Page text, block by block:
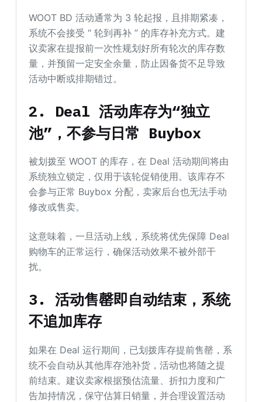
WOOT BD 活动通常为 3 轮起报，且排期紧凑，
系统不会接受 “ 轮到再补 ” 的库存补充方式。建
议卖家在提报前一次性规划好所有轮次的库存数
量，并预留一定安全余量，防止因备货不足导致
活动中断或排期错过。
2. Deal 活动库存为“独立
池”，不参与日常 Buybox
被划拨至 WOOT 的库存，在 Deal 活动期间将由
系统独立锁定，仅用于该轮促销使用。该库存不
会参与正常 Buybox 分配，卖家后台也无法手动
修改或售卖。
这意味着，一旦活动上线，系统将优先保障 Deal
购物车的正常运行，确保活动效果不被外部干
扰。
3. 活动售罄即自动结束，系统
不追加库存
如果在 Deal 运行期间，已划拨库存提前售罄，系
统不会自动从其他库存池补货，活动也将随之提
前结束。建议卖家根据预估流量、折扣力度和广
告加持情况，保守估算日销量，并合理设置活动